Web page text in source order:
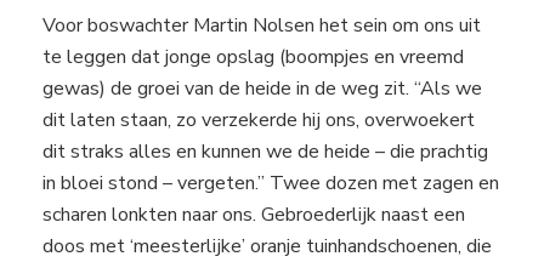
Voor boswachter Martin Nolsen het sein om ons uit
te leggen dat jonge opslag (boompjes en vreemd
gewas) de groei van de heide in de weg zit. “Als we
dit laten staan, zo verzekerde hij ons, overwoekert
dit straks alles en kunnen we de heide – die prachtig
in bloei stond – vergeten.” Twee dozen met zagen en
scharen lonkten naar ons. Gebroederlijk naast een
doos met ‘meesterlijke’ oranje tuinhandschoenen, die